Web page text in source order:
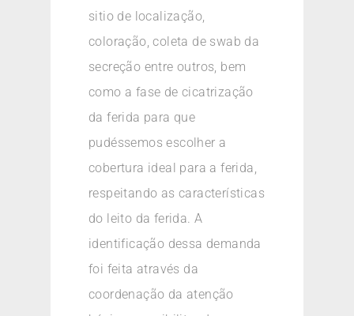
sitio de localização,
coloração, coleta de swab da
secreção entre outros, bem
como a fase de cicatrização
da ferida para que
pudéssemos escolher a
cobertura ideal para a ferida,
respeitando as características
do leito da ferida. A
identificação dessa demanda
foi feita através da
coordenação da atenção